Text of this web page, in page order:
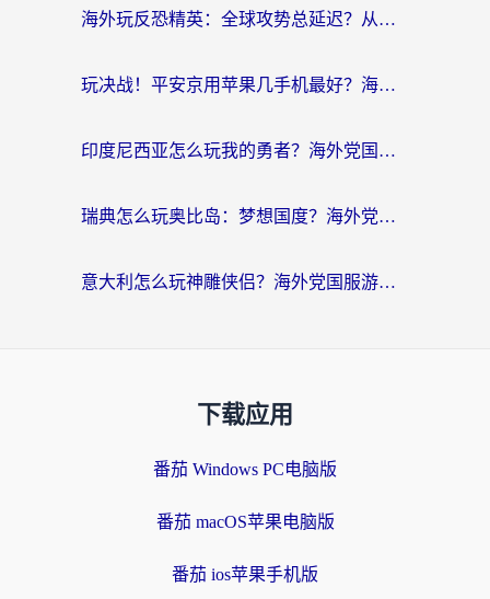
海外玩反恐精英：全球攻势总延迟？从瑞典玩神武4到外国玩黎明觉醒，选对加速器才是关键！
玩决战！平安京用苹果几手机最好？海外党必看的设备+加速器双攻略
印度尼西亚怎么玩我的勇者？海外党国服游戏加速避坑指南（附实况五行师解决方案）
瑞典怎么玩奥比岛：梦想国度？海外党亲测有效的国服游戏加速全攻略
意大利怎么玩神雕侠侣？海外党国服游戏加速终极指南（附欧洲玩王者王国保卫战4不卡技巧）
下载应用
番茄 Windows PC电脑版
番茄 macOS苹果电脑版
番茄 ios苹果手机版